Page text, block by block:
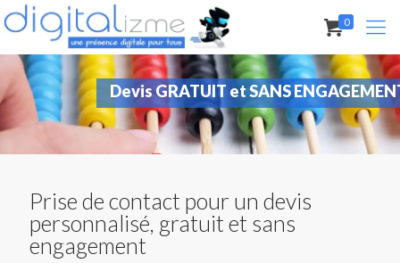
0
Devis GRATUIT et SANS
Prise de contact pour un devis
personnalisé, gratuit et sans
engagement